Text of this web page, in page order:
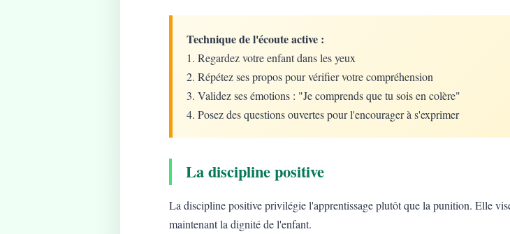
Technique de l'écoute active :
1. Regardez votre enfant dans les yeux
2. Répétez ses propos pour vérifier votre compréhension
3. Validez ses émotions : "Je comprends que tu sois en colère"
4. Posez des questions ouvertes pour l'encourager à s'exprimer
La discipline positive
La discipline positive privilégie l'apprentissage plutôt que la punition. Elle
maintenant la dignité de l'enfant.